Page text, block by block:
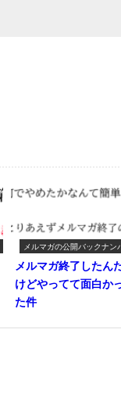
メルマガの公開バックナン
メルマガ終了したん
けどやってて面白か
た件